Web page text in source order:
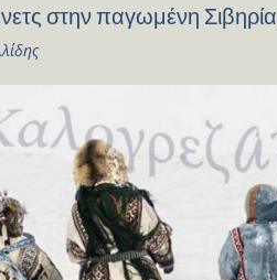
στην παγωμένη Σιβηρία